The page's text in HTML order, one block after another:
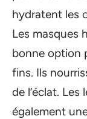
hydratent les
Les masques
bonne option
fins. Ils
de l’éclat.
également